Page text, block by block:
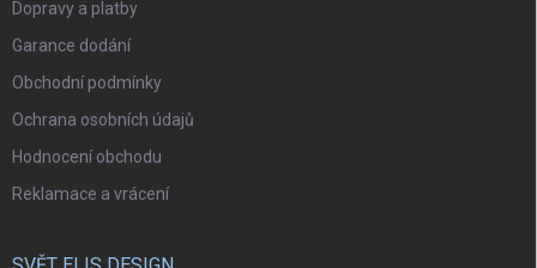
Dopravy a platby
Garance dodání
Obchodní podmínky
Ochrana osobních údajů
Hodnocení obchodu
Reklamace a vrácení